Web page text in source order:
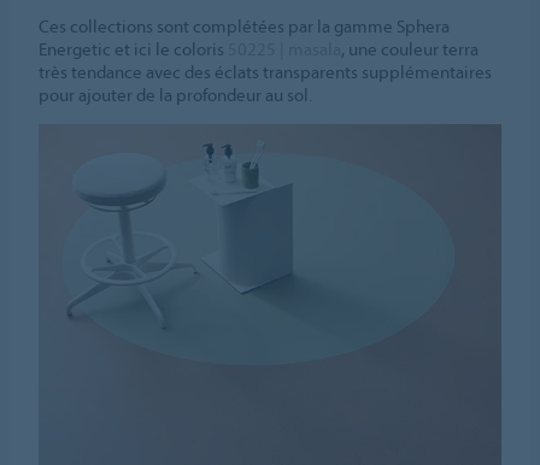
Ces collections sont complétées par la gamme Sphera
Energetic et ici le coloris
, une couleur terra
très tendance avec des éclats transparents supplémentaires
pour ajouter de la profondeur au sol.